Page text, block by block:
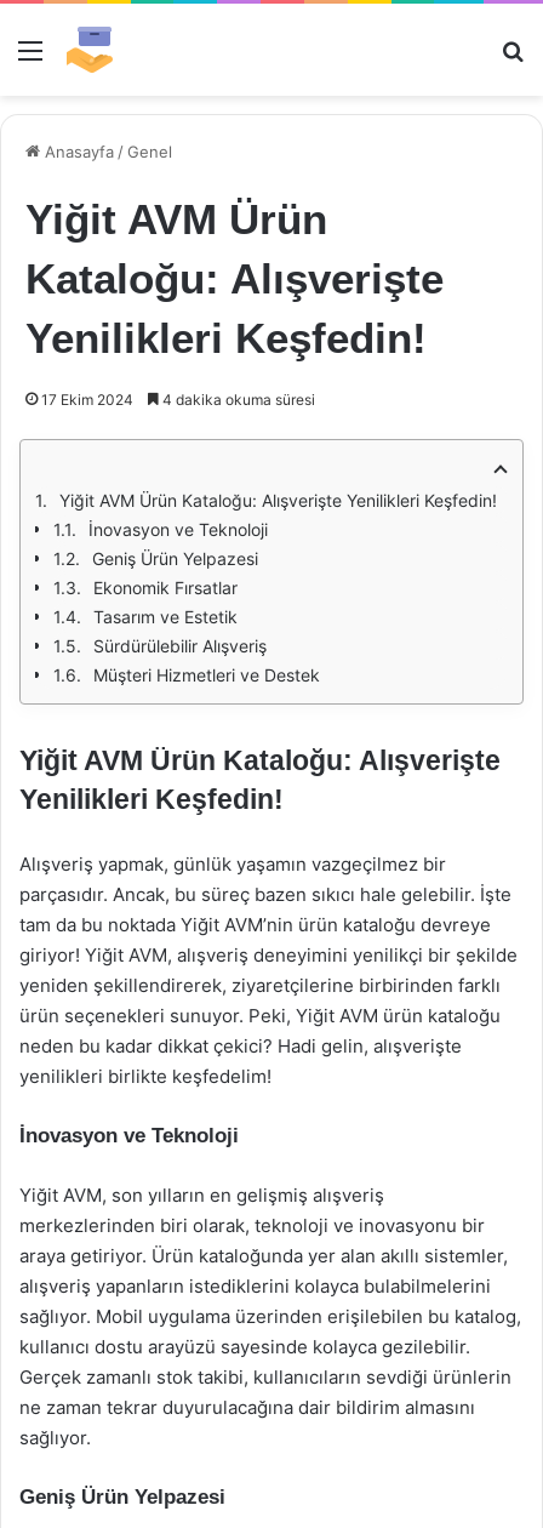
Menü
Anasayfa /Genel
Yiğit AVM Ürün
Kataloğu: Alışverişte
Yenilikleri Keşfedin!
17 Ekim 2024 4 dakika okuma süresi
Yiğit AVM Ürün Kataloğu: Alışverişte Yenilikleri Keşfedin!
İnovasyon ve Teknoloji
Geniş Ürün Yelpazesi
Ekonomik Fırsatlar
Tasarım ve Estetik
Sürdürülebilir Alışveriş
Müşteri Hizmetleri ve Destek
Yiğit AVM Ürün Kataloğu: Alışverişte
Yenilikleri Keşfedin!
Alışveriş yapmak, günlük yaşamın vazgeçilmez bir
parçasıdır. Ancak, bu süreç bazen sıkıcı hale gelebilir. İşte
tam da bu noktada Yiğit AVM’nin ürün kataloğu devreye
giriyor! Yiğit AVM, alışveriş deneyimini yenilikçi bir şekilde
yeniden şekillendirerek, ziyaretçilerine birbirinden farklı
ürün seçenekleri sunuyor. Peki, Yiğit AVM ürün kataloğu
neden bu kadar dikkat çekici? Hadi gelin, alışverişte
yenilikleri birlikte keşfedelim!
İnovasyon ve Teknoloji
Yiğit AVM, son yılların en gelişmiş alışveriş
merkezlerinden biri olarak, teknoloji ve inovasyonu bir
araya getiriyor. Ürün kataloğunda yer alan akıllı sistemler,
alışveriş yapanların istediklerini kolayca bulabilmelerini
sağlıyor. Mobil uygulama üzerinden erişilebilen bu katalog,
kullanıcı dostu arayüzü sayesinde kolayca gezilebilir.
Gerçek zamanlı stok takibi, kullanıcıların sevdiği ürünlerin
ne zaman tekrar duyurulacağına dair bildirim almasını
sağlıyor.
Geniş Ürün Yelpazesi